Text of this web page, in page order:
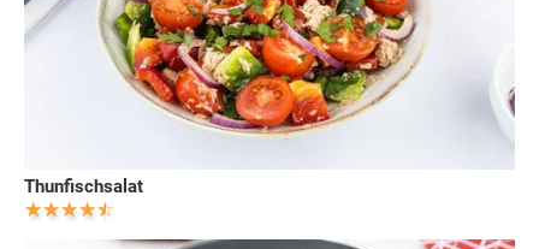
Thunfischsalat